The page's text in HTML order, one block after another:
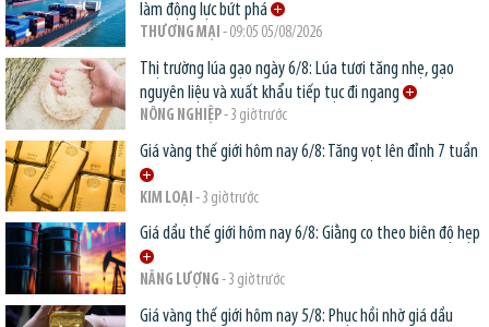
làm động lực bứt phá
THƯƠNG MẠI - 09:05 05/08/2026
Thị trường lúa gạo ngày 6/8: Lúa tươi tăng nhẹ, gạo
nguyên liệu và xuất khẩu tiếp tục đi ngang
NÔNG NGHIỆP- 3 giờ trước
Giá vàng thế giới hôm nay 6/8: Tăng vọt lên đỉnh 7 tuần
KIM LOẠI - 3 giờ trước
Giá dầu thế giới hôm nay 6/8: Giằng co theo biên độ hẹp
NĂNG LƯỢNG - 3 giờ trước
Giá vàng thế giới hôm nay 5/8: Phục hồi nhờ giá dầu